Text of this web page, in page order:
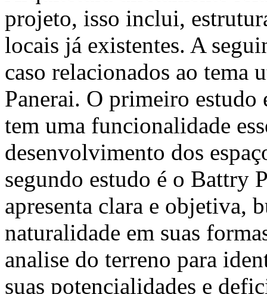
projeto, isso inclui,
locais já existentes. A
caso relacionados ao
Panerai. O primeiro estudo
tem uma funcionalidade
desenvolvimento dos
segundo estudo é o Battry
apresenta clara e objetiva,
naturalidade em suas
analise do terreno para
suas potencialidades e